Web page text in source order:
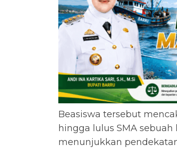
Beasiswa tersebut
hingga lulus SMA
menunjukkan